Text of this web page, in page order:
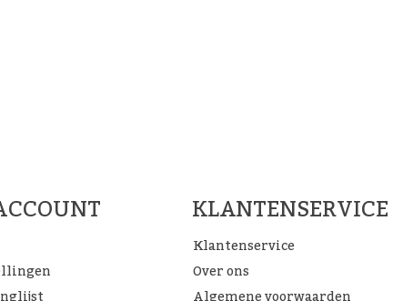
KLANTENSERVICE
Klantenservice
Over ons